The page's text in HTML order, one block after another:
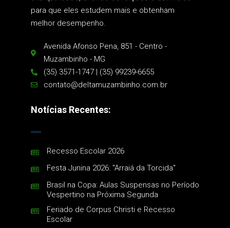
para que eles estudem mais e obtenham
melhor desempenho.
Avenida Afonso Pena, 851 - Centro -
Muzambinho - MG
(35) 3571-1747 | (35) 99239-6655
contato@deltamuzambinho.com.br
Notícias Recentes:
Recesso Escolar 2026
Festa Junina 2026: "Arraiá da Torcida"
Brasil na Copa: Aulas Suspensas no Período
Vespertino na Próxima Segunda
Feriado de Corpus Christi e Recesso
Escolar